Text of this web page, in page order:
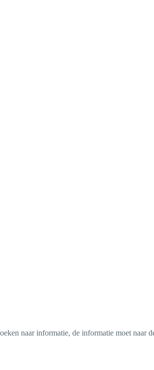
naar informatie, de informatie moet naar